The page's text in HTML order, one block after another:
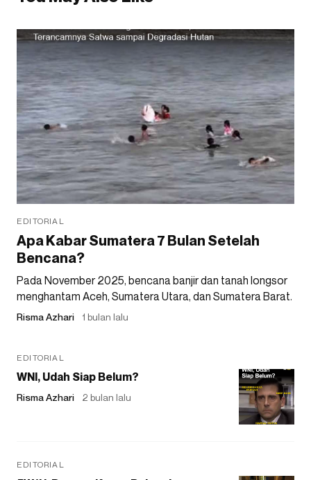
EDITORIAL
Apa Kabar Sumatera 7 Bulan Setelah
Bencana?
Pada November 2025, bencana banjir dan tanah longsor
menghantam Aceh, Sumatera Utara, dan Sumatera Barat.
Risma Azhari 1 bulan lalu
EDITORIAL
WNI, Udah Siap Belum?
Risma Azhari 2 bulan lalu
EDITORIAL